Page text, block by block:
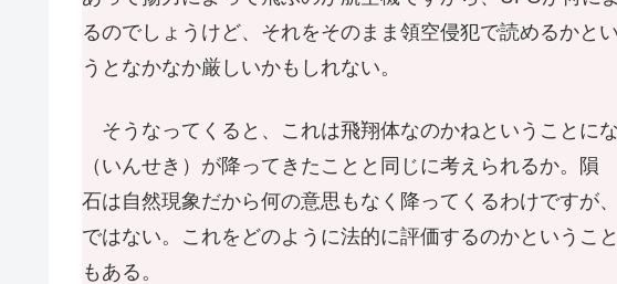
るのでしょうけど、それをそのまま領空侵犯で読めるかとい
うとなかなか厳しいかもしれない。
そうなってくると、これは飛翔体なのかねということに
（いんせき）が降ってきたことと同じに考えられるか。隕
石は自然現象だから何の意思もなく降ってくるわけですが
ではない。これをどのように法的に評価するのかということ
もある。